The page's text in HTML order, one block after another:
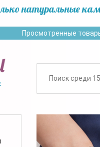
натуральные
Просмотренные